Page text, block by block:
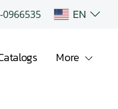
0966535 EN
More